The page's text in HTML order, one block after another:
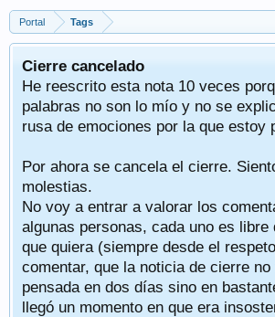
Portal Tags
Cierre cancelado
He reescrito esta nota 10 veces
palabras no son lo mío y no se
rusa de emociones por la que estoy
Por ahora se cancela el cierre.
molestias.
No voy a entrar a valorar los
algunas personas, cada uno es libre
que quiera (siempre desde el
comentar, que la noticia de cierre
pensada en dos días sino en
llegó un momento en que era